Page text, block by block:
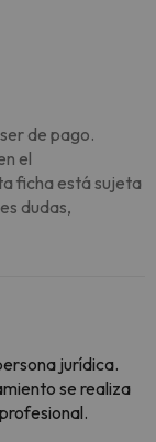
de pago.
el
ficha está sujeta
dudas,
jurídica.
se realiza